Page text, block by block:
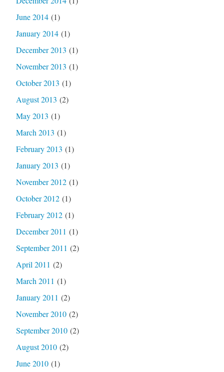
June 2014(1)
January 2014(1)
December 2013 (1)
November 2013 (1)
October 2013 (1)
August 2013 (2)
May 2013 (1)
March 2013 (1)
February 2013 (1)
January 2013 (1)
November 2012(1)
October 2012(1)
February 2012(1)
December 2011 (1)
September 2011 (2)
April 2011 (2)
March 2011 (1)
January 2011 (2)
November 2010(2)
September 2010(2)
August 2010(2)
June 2010(1)